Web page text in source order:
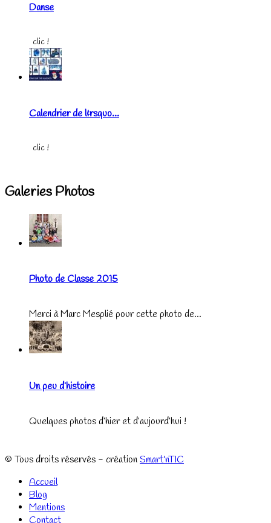
Danse
clic !
Calendrier de l&rsquo...
clic !
Galeries Photos
Photo de Classe 2015
Merci à Marc Mesplié pour cette photo de...
Un peu d’histoire
Quelques photos d’hier et d’aujourd’hui !
© Tous droits réservés - création Smart'nTIC
Accueil
Blog
Mentions
Contact